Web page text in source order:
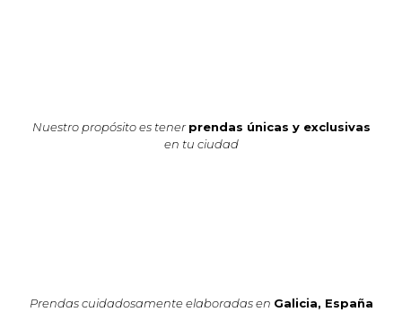
Nuestro propósito es tener prendas únicas y exclusivas
en tu ciudad
Prendas cuidadosamente elaboradas en Galicia, España